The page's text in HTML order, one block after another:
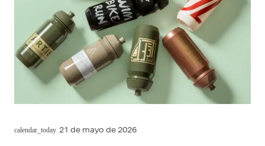
calendar_today 21 de mayo de 2026